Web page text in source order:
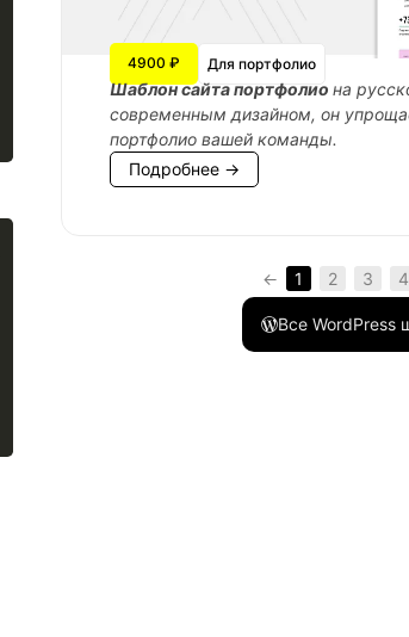
4900 ₽ Для портфолио
Шаблон сайта портфолиона
современным дизайном, он
портфолио вашей команды.
Подробнее →
← 1 2 3 4
Все WordPress